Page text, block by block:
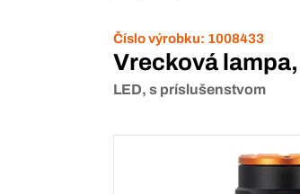
Číslo výrobku: 1008433
Vrecková
LED, s príslušenstvom